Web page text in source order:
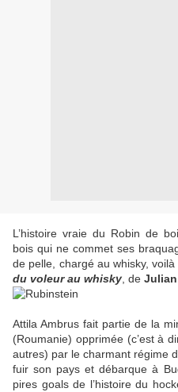
L’histoire vraie du Robin de
bois qui ne commet ses
de pelle, chargé au whisky, voilà
du voleur au whisky , de
Attila Ambrus fait partie de la
(Roumanie) opprimée (c’est à
autres) par le charmant régime
fuir son pays et débarque à
pires goals de l’histoire du